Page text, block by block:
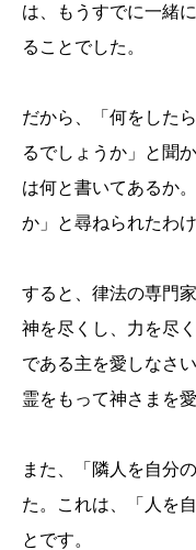
は、もうすでに一緒
ることでした。
だから、「何をした
るでしょうか」と聞
は何と書いてあるか
か」と尋ねられたわ
すると、律法の専門
神を尽くし、力を尽
である主を愛しなさ
霊をもって神さまを
また、「隣人を自分
た。これは、「人を
とです。